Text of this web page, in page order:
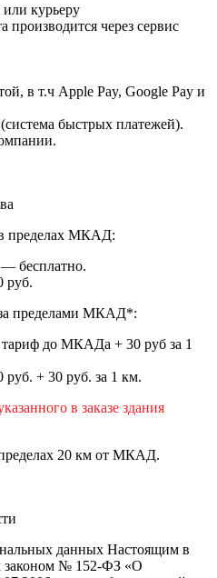
курьеру
производится через сервис
в т.ч Apple Pay, Google Pay и
быстрых платежей).
в пределах МКАД:
— бесплатно.
руб.
за пределами МКАД*:
до МКАДа + 30 руб за 1
+ 30 руб. за 1 км.
в заказе здания
пределах 20 км от МКАД.
данных Настоящим в
законом № 152-ФЗ «О